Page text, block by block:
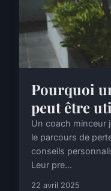
Pourquoi
peut être
Un coach minceur
le parcours de
conseils
Leur pre...
22 avril 2025